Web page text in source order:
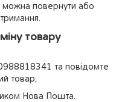
можна повернути або
товару
та повідомте
товар;
Нова Пошта.